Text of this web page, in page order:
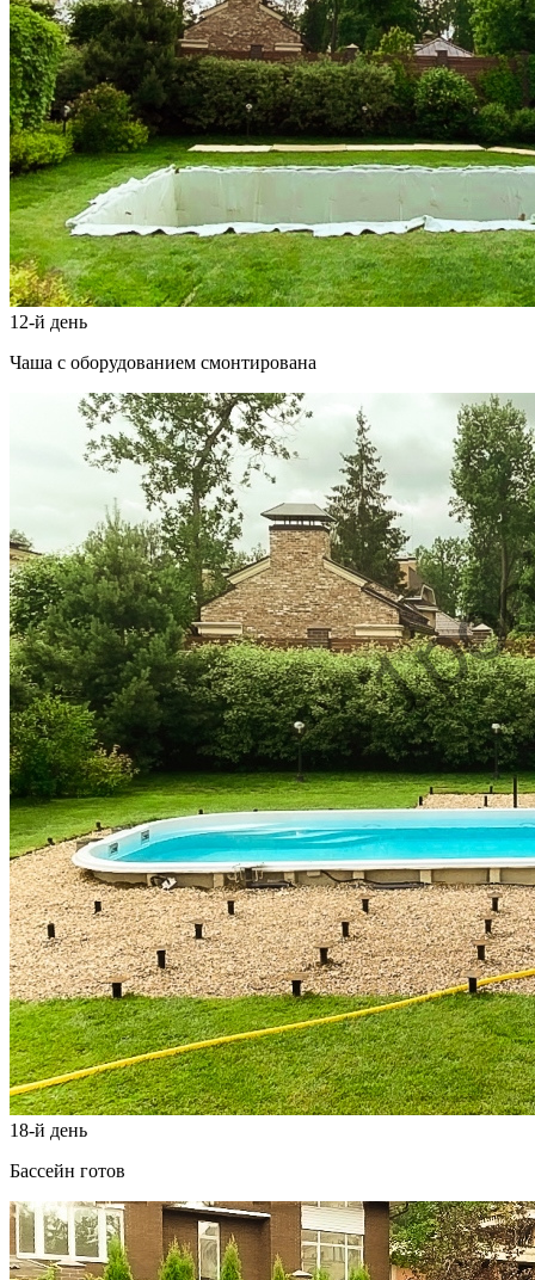
12-й день
Чаша с оборудованием смонтирована
18-й день
Бассейн готов